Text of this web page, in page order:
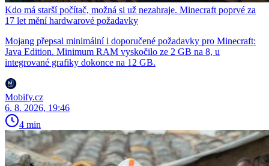
Kdo má starší počítač, možná si už nezahraje. Minecraft poprvé za
17 let mění hardwarové požadavky
Mojang přepsal minimální i doporučené požadavky pro Minecraft:
Java Edition. Minimum RAM vyskočilo ze 2 GB na 8, u
integrované grafiky dokonce na 12 GB.
Mobify.cz
6. 8. 2026, 19:46
4 min